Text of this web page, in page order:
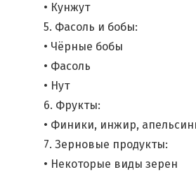
• Кунжут
5. Фасоль и бобы:
• Чёрные бобы
• Фасоль
• Нут
6. Фрукты:
• Финики, инжир,
7. Зерновые продукты:
• Некоторые виды зерен